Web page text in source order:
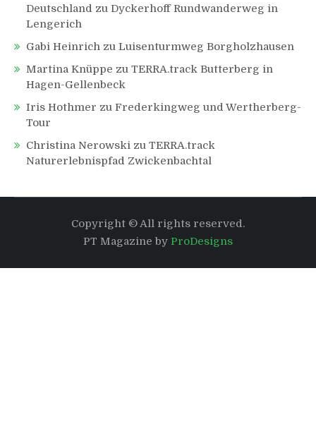
Deutschland zu Dyckerhoff Rundwanderweg in
Lengerich
Gabi Heinrich zu Luisenturmweg Borgholzhausen
Martina Knüppe zu TERRA.track Butterberg in
Hagen-Gellenbeck
Iris Hothmer zu Frederkingweg und Wertherberg-
Tour
Christina Nerowski zu TERRA.track
Naturerlebnispfad Zwickenbachtal
Copyright © All rights reserved.
PT Magazine by ProDesigns